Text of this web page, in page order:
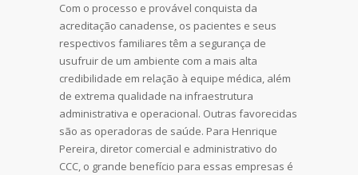
Com o processo e provável conquista da
acreditação canadense, os pacientes e seus
respectivos familiares têm a segurança de
usufruir de um ambiente com a mais alta
credibilidade em relação à equipe médica, além
de extrema qualidade na infraestrutura
administrativa e operacional. Outras favorecidas
são as operadoras de saúde. Para Henrique
Pereira, diretor comercial e administrativo do
CCC, o grande benefício para essas empresas é